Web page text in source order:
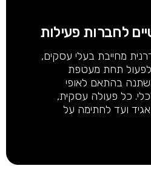
לחברות פעילות
מחייבת בעלי עסקים,
לפעול תחת מעטפת
בהתאם לאופי
כל פעולה עסקית,
ועד לחתימה על